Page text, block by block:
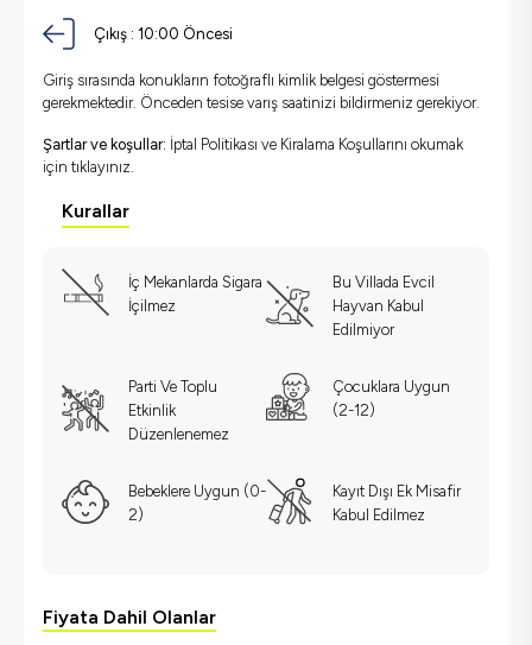
Çıkış : 10:00 Öncesi
Giriş sırasında konukların fotoğraflı kimlik belgesi göstermesi
gerekmektedir. Önceden tesise varış saatinizi bildirmeniz gerekiyor.
Şartlar ve koşullar: İptal Politikası ve Kiralama Koşullarını okumak
için tıklayınız.
Kurallar
İç Mekanlarda Sigara
İçilmez
Bu Villada Evcil
Hayvan Kabul
Edilmiyor
Parti Ve Toplu
Etkinlik
Düzenlenemez
Çocuklara Uygun
(2-12)
Bebeklere Uygun (0-
2)
Kayıt Dışı Ek Misafir
Kabul Edilmez
Fiyata Dahil Olanlar